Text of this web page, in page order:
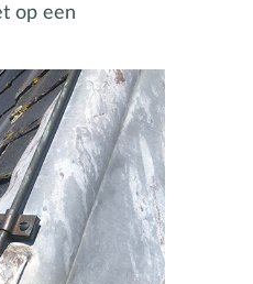
op een